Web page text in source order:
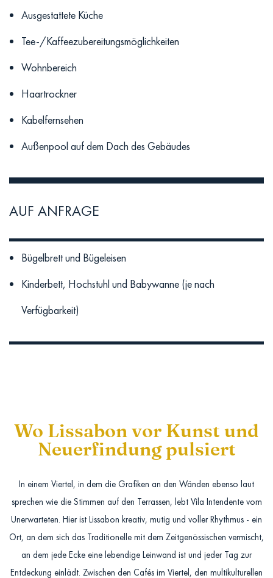
Ausgestattete Küche
Tee-/Kaffeezubereitungsmöglichkeiten
Wohnbereich
Haartrockner
Kabelfernsehen
Außenpool auf dem Dach des Gebäudes
AUF ANFRAGE
Bügelbrett und Bügeleisen
Kinderbett, Hochstuhl und Babywanne (je nach
Verfügbarkeit)
Wo Lissabon vor Kunst und
Neuerfindung pulsiert
In einem Viertel, in dem die Grafiken an den Wänden ebenso laut
sprechen wie die Stimmen auf den Terrassen, lebt Vila Intendente vom
Unerwarteten. Hier ist Lissabon kreativ, mutig und voller Rhythmus - ein
Ort, an dem sich das Traditionelle mit dem Zeitgenössischen vermischt,
an dem jede Ecke eine lebendige Leinwand ist und jeder Tag zur
Entdeckung einlädt. Zwischen den Cafés im Viertel, den multikulturellen